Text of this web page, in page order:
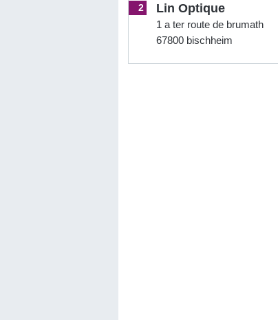
2 Lin Optique
1 a ter route de brumath
67800 bischheim